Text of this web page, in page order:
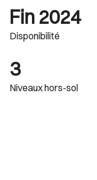
Fin 2024
Disponibilité
3
Niveaux hors-sol